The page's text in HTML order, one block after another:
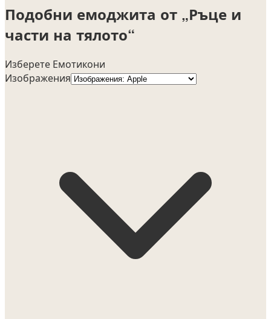
Подобни емоджита от „Ръце и
части на тялото“
Изберете Емотикони
Изображения